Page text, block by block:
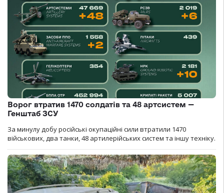
Ворог втратив 1470 солдатів та 48 артсистем —
Генштаб ЗСУ
За минулу добу російські окупаційні сили втратили 1470
військових, два танки, 48 артилерійських систем та іншу техніку.